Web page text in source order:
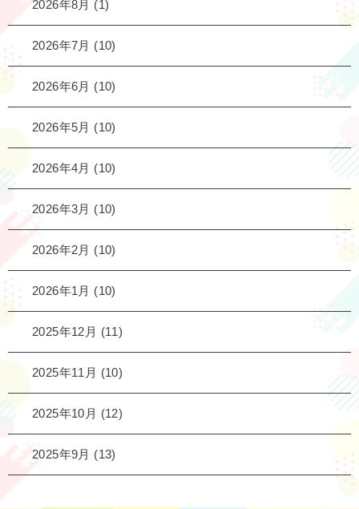
2026年8月 (1)
2026年7月 (10)
2026年6月 (10)
2026年5月 (10)
2026年4月 (10)
2026年3月 (10)
2026年2月 (10)
2026年1月 (10)
2025年12月 (11)
2025年11月 (10)
2025年10月 (12)
2025年9月 (13)